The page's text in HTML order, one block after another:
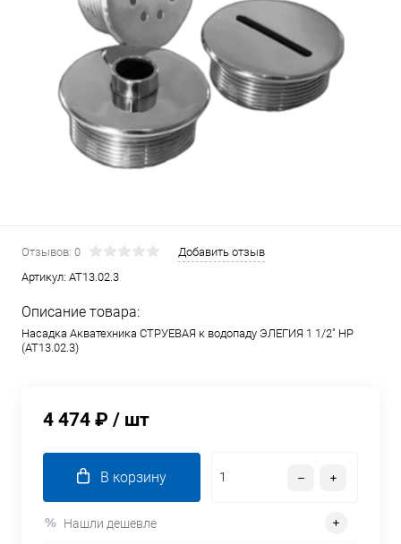
Отзывов: 0
Добавить отзыв
Артикул: AT13.02.3
Описание товара:
Насадка Акватехника СТРУЕВАЯ к водопаду ЭЛЕГИЯ 1 1/2" НР
(AT13.02.3)
4 474 ₽ / шт
В корзину
Нашли дешевле